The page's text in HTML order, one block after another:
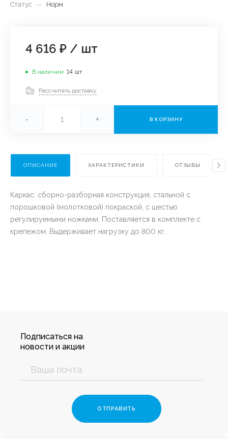
Статус
— Норм
4 616 ₽ / шт
В наличии 14 шт
Рассчитать доставку
- + В КОРЗИНУ
ОПИСАНИЕ ХАРАКТЕРИСТИКИ ОТЗЫВЫ
Каркас: сборно-разборная конструкция, стальной с
порошковой (молотковой) покраской, с шестью
регулируемыми ножками. Поставляется в комплекте с
крепежом. Выдерживает нагрузку до 800 кг.
Подписаться на
новости и акции